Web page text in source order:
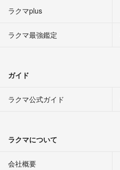
ラクマplus
ラクマ最強鑑定
ガイド
ラクマ公式ガイド
ラクマについて
会社概要